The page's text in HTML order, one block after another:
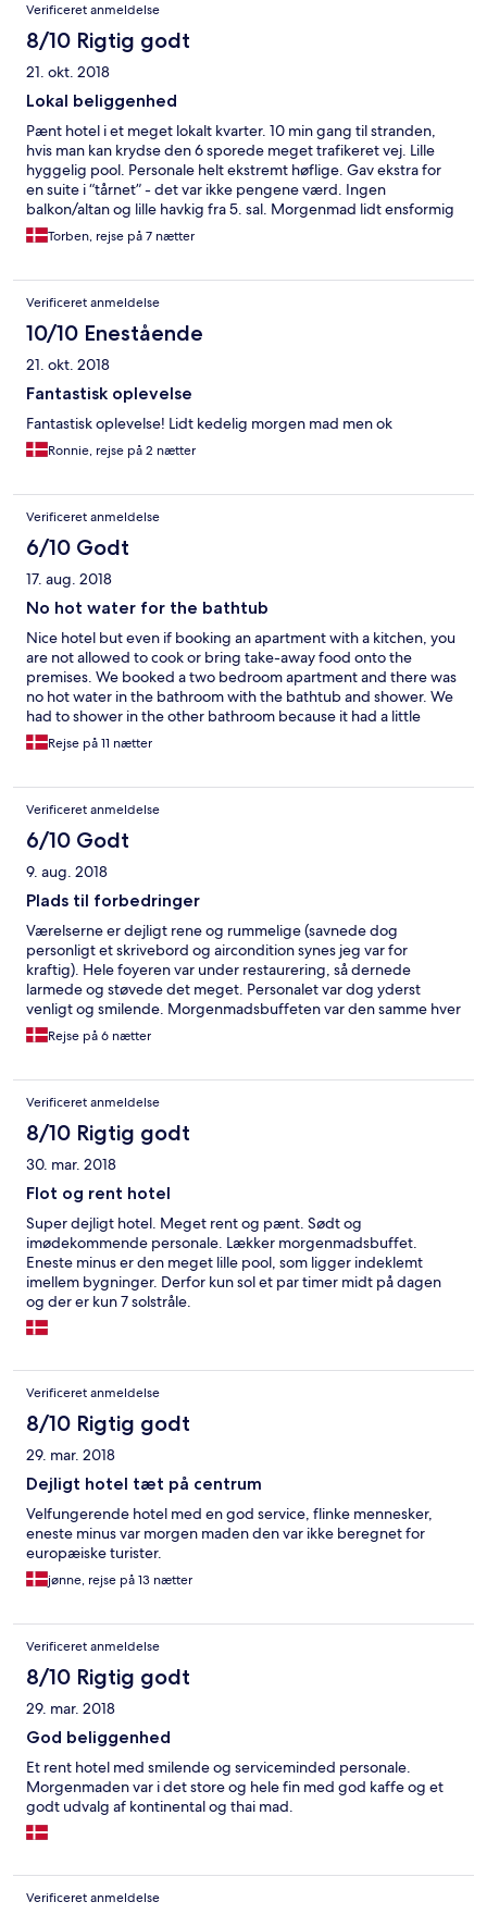
Verificeret anmeldelse
8/10 Rigtig godt
21. okt. 2018
Lokal beliggenhed
Pænt hotel i et meget lokalt kvarter. 10 min gang til stranden,
hvis man kan krydse den 6 sporede meget trafikeret vej. Lille
hyggelig pool. Personale helt ekstremt høflige. Gav ekstra for
en suite i “tårnet” - det var ikke pengene værd. Ingen
balkon/altan og lille havkig fra 5. sal. Morgenmad lidt ensformig
efter en uge.
Torben, rejse på 7 nætter
Verificeret anmeldelse
10/10 Enestående
21. okt. 2018
Fantastisk oplevelse
Fantastisk oplevelse! Lidt kedelig morgen mad men ok
Ronnie, rejse på 2 nætter
Verificeret anmeldelse
6/10 Godt
17. aug. 2018
No hot water for the bathtub
Nice hotel but even if booking an apartment with a kitchen, you
are not allowed to cook or bring take-away food onto the
premises. We booked a two bedroom apartment and there was
no hot water in the bathroom with the bathtub and shower. We
had to shower in the other bathroom because it had a little
electric water heater connected to the shower head.
Rejse på 11 nætter
Verificeret anmeldelse
6/10 Godt
9. aug. 2018
Plads til forbedringer
Værelserne er dejligt rene og rummelige (savnede dog
personligt et skrivebord og aircondition synes jeg var for
kraftig). Hele foyeren var under restaurering, så dernede
larmede og støvede det meget. Personalet var dog yderst
venligt og smilende. Morgenmadsbuffeten var den samme hver
eneste morgen og ikke noget at råbe hurra for. Pulverkaffe i
stedet for rigtig kaffe, halvkedeligt brød og oversød juice. Her
fremragende hotel
Rejse på 6 nætter
Verificeret anmeldelse
8/10 Rigtig godt
30. mar. 2018
Flot og rent hotel
Super dejligt hotel. Meget rent og pænt. Sødt og
imødekommende personale. Lækker morgenmadsbuffet.
Eneste minus er den meget lille pool, som ligger indeklemt
imellem bygninger. Derfor kun sol et par timer midt på dagen
og der er kun 7 solstråle.
Verificeret anmeldelse
8/10 Rigtig godt
29. mar. 2018
Dejligt hotel tæt på centrum
Velfungerende hotel med en god service, flinke mennesker,
eneste minus var morgen maden den var ikke beregnet for
europæiske turister.
jønne, rejse på 13 nætter
Verificeret anmeldelse
8/10 Rigtig godt
29. mar. 2018
God beliggenhed
Et rent hotel med smilende og serviceminded personale.
Morgenmaden var i det store og hele fin med god kaffe og et
godt udvalg af kontinental og thai mad.
Verificeret anmeldelse